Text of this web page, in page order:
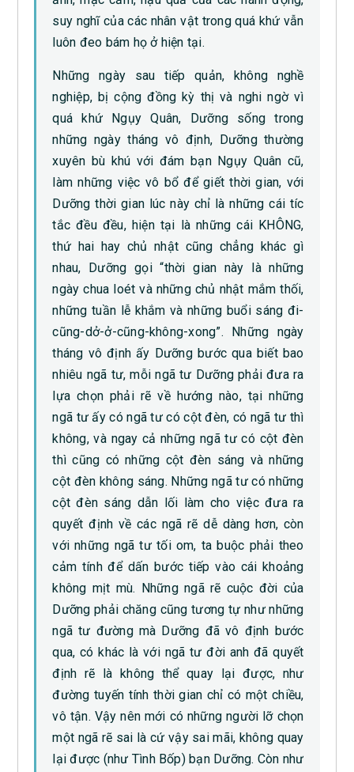
suy nghĩ của các nhân vật trong quá khứ vẫn
luôn đeo bám họ ở hiện tại.
Những ngày sau tiếp quản, không nghề
nghiệp, bị cộng đồng kỳ thị và nghi ngờ vì
quá khứ Ngụy Quân, Dưỡng sống trong
những ngày tháng vô định, Dưỡng thường
xuyên bù khú với đám bạn Ngụy Quân cũ,
làm những việc vô bổ để giết thời gian, với
Dưỡng thời gian lúc này chỉ là những cái tíc
tắc đều đều, hiện tại là những cái KHÔNG,
thứ hai hay chủ nhật cũng chẳng khác gì
nhau, Dưỡng gọi “thời gian này là những
ngày chua loét và những chủ nhật mắm thối,
những tuần lễ khắm và những buổi sáng đi-
cũng-dở-ở-cũng-không-xong”. Những ngày
tháng vô định ấy Dưỡng bước qua biết bao
nhiêu ngã tư, mỗi ngã tư Dưỡng phải đưa ra
lựa chọn phải rẽ về hướng nào, tại những
ngã tư ấy có ngã tư có cột đèn, có ngã tư thì
không, và ngay cả những ngã tư có cột đèn
thì cũng có những cột đèn sáng và những
cột đèn không sáng. Những ngã tư có những
cột đèn sáng dẫn lối làm cho việc đưa ra
quyết định về các ngã rẽ dễ dàng hơn, còn
với những ngã tư tối om, ta buộc phải theo
cảm tính để dấn bước tiếp vào cái khoảng
không mịt mù. Những ngã rẽ cuộc đời của
Dưỡng phải chăng cũng tương tự như những
ngã tư đường mà Dưỡng đã vô định bước
qua, có khác là với ngã tư đời anh đã quyết
định rẽ là không thể quay lại được, như
đường tuyến tính thời gian chỉ có một chiều,
vô tận. Vậy nên mới có những người lỡ chọn
một ngã rẽ sai là cứ vậy sai mãi, không quay
lại được (như Tình Bốp) bạn Dưỡng. Còn như